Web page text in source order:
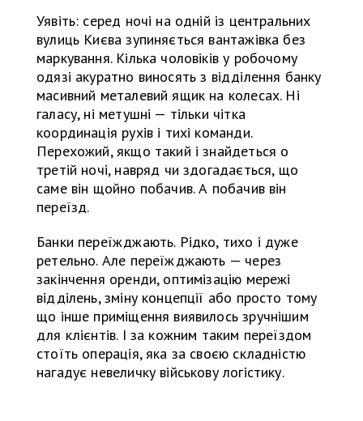
Уявіть: серед ночі на одній із центральних
вулиць Києва зупиняється вантажівка без
маркування. Кілька чоловіків у робочому
одязі акуратно виносять з відділення банку
масивний металевий ящик на колесах. Ні
галасу, ні метушні — тільки чітка
координація рухів і тихі команди.
Перехожий, якщо такий і знайдеться о
третій ночі, навряд чи здогадається, що
саме він щойно побачив. А побачив він
переїзд.
Банки переїжджають. Рідко, тихо і дуже
ретельно. Але переїжджають — через
закінчення оренди, оптимізацію мережі
відділень, зміну концепції або просто тому
що інше приміщення виявилось зручнішим
для клієнтів. І за кожним таким переїздом
стоїть операція, яка за своєю складністю
нагадує невеличку військову логістику.